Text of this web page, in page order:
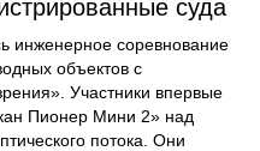
суда
инженерное соревнование
объектов с
Участники впервые
Пионер Мини 2» над
потока. Они